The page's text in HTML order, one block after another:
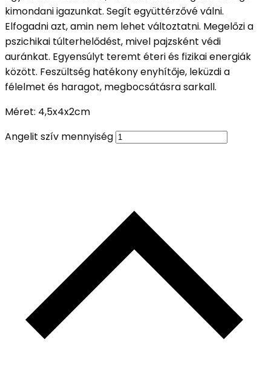
kimondani igazunkat. Segít együttérzővé válni.
Elfogadni azt, amin nem lehet változtatni. Megelőzi a
pszichikai túlterhelődést, mivel pajzsként védi
auránkat. Egyensúlyt teremt éteri és fizikai energiák
között. Feszültség hatékony enyhítője, leküzdi a
félelmet és haragot, megbocsátásra sarkall.
Méret: 4,5x4x2cm
Angelit szív mennyiség